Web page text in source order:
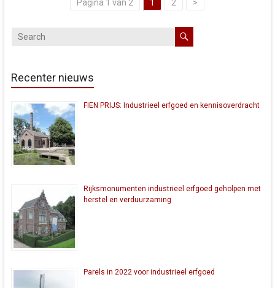
Pagina 1 van 2 1 2 >
Recenter nieuws
FIEN PRIJS: Industrieel erfgoed en kennisoverdracht
Rijksmonumenten industrieel erfgoed geholpen met
herstel en verduurzaming
Parels in 2022 voor industrieel erfgoed